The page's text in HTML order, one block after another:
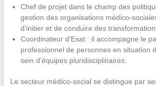
Chef de projet dans le champ des
gestion des organisations médico-
d’initier et de conduire des
Coordinateur d’Esat : il accompagne le
professionnel de personnes en situation
sein d’équipes pluridisciplinaires.
Le secteur médico-social se distingue par